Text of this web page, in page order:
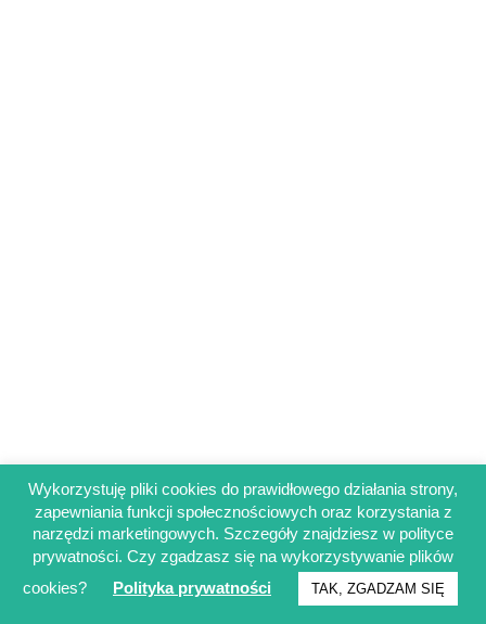
Regulamin sklepu
Polityka prywatności
Obowiązek informacyjny RODO
© Francuskinotesik.pl 2025
Wykorzystuję pliki cookies do prawidłowego działania strony,
zapewniania funkcji społecznościowych oraz korzystania z
narzędzi marketingowych. Szczegóły znajdziesz w polityce
prywatności. Czy zgadzasz się na wykorzystywanie plików
cookies?
Polityka prywatności TAK, ZGADZAM SIĘ